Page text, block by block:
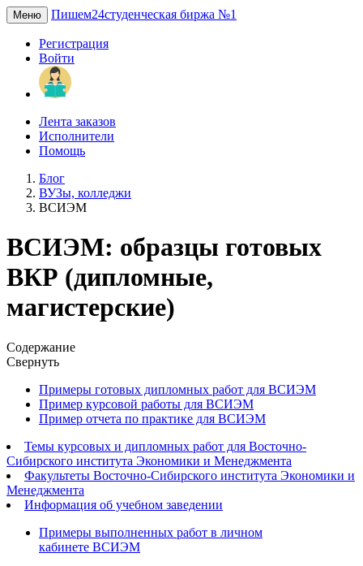
Меню Пишем24студенческая биржа №1
Регистрация
Войти
Лента заказов
Исполнители
Помощь
Блог
ВУЗы, колледжи
ВСИЭМ
ВСИЭМ: образцы готовых
ВКР (дипломные,
магистерские)
Содержание
Свернуть
Примеры готовых дипломных работ для ВСИЭМ
Пример курсовой работы для ВСИЭМ
Пример отчета по практике для ВСИЭМ
Темы курсовых и дипломных работ для Восточно-
Сибирского института Экономики и Менеджмента
Факультеты Восточно-Сибирского института Экономики и
Менеджмента
Информация об учебном заведении
Примеры выполненных работ в личном
кабинете ВСИЭМ